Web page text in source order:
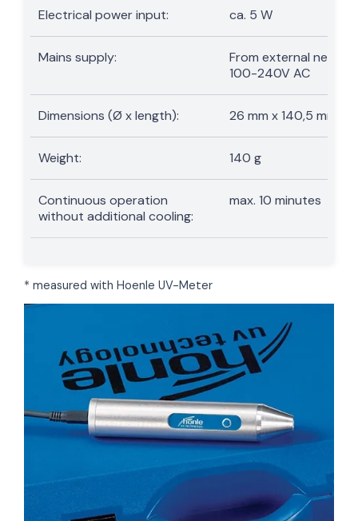
Electrical power input: ca. 5 W
Mains supply:
From external net
100-240V AC
Dimensions (Ø x length): 26 mm x 140,5 mm
Weight: 140 g
Continuous operation
without additional cooling:
max. 10 minutes
* measured with Hoenle UV-Meter